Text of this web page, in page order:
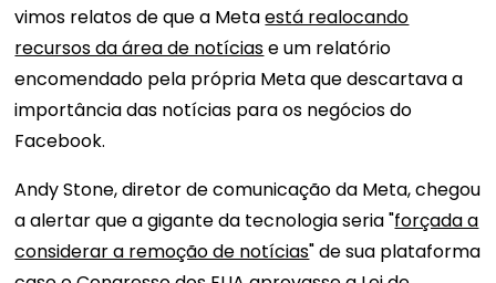
vimos relatos de que a Metaestá realocando
recursos da área de notíciase um relatório
encomendado pela própria Meta que descartava a
importância das notícias para os negócios do
Facebook.
Andy Stone, diretor de comunicação da Meta, chegou
a alertar que a gigante da tecnologia seria "forçada a
considerar a remoção de notícias" de sua plataforma